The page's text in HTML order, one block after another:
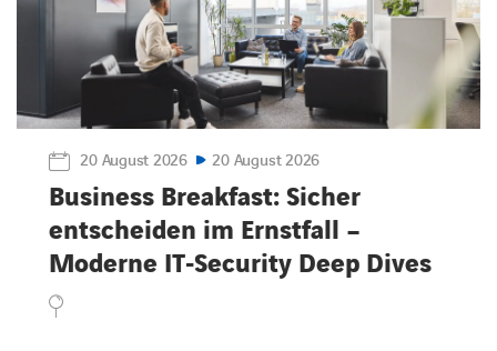
20 August 2026 20 August 2026
Business Breakfast: Sicher
entscheiden im Ernstfall –
Moderne IT‑Security Deep Dives